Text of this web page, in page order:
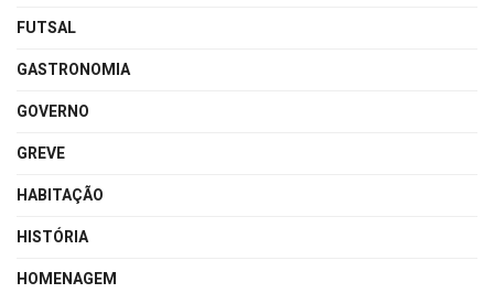
FUTSAL
GASTRONOMIA
GOVERNO
GREVE
HABITAÇÃO
HISTÓRIA
HOMENAGEM